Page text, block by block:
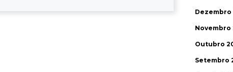
Dezembro
Novembro
Outubro
Setembro